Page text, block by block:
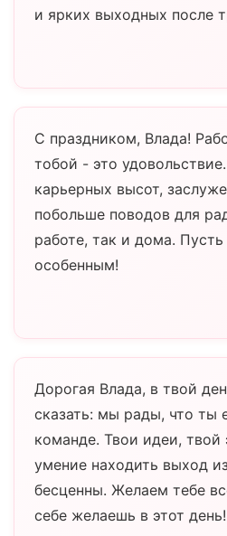
и ярких выходных после
С праздником, Влада!
тобой - это
карьерных высот,
побольше поводов для
работе, так и дома. Пусть
особенным!
Дорогая Влада, в твой
сказать: мы рады, что ты
команде. Твои идеи, твой
умение находить выход
бесценны. Желаем тебе
себе желаешь в этот день!